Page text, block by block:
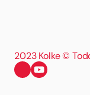
2023 Kolke ©